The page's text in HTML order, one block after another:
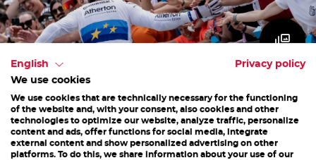
English
Privacy policy
We use cookies
We use cookies that are technically necessary for the functioning
of the website and, with your consent, also cookies and other
technologies to optimize our website, analyze traffic, personalize
content and ads, offer functions for social media, integrate
external content and show personalized advertising on other
platforms. To do this, we share information about your use of our